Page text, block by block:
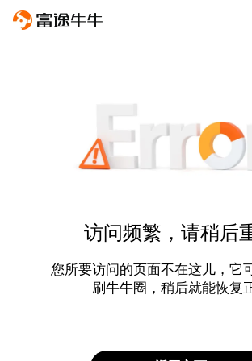
访问频繁，请稍后
您所要访问的页面不在这儿，它
刷牛牛圈，稍后就能恢复